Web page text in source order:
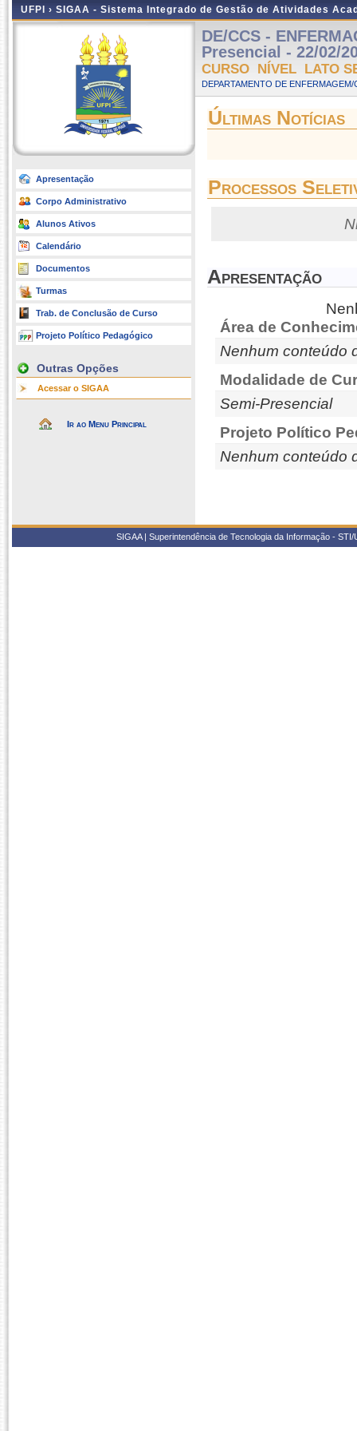
UFPI › SIGAA - Sistema Integrado de Gestão de Atividades
Apresentação
Corpo Administrativo
Alunos Ativos
Calendário
Documentos
Turmas
Trab. de Conclusão de Curso
Projeto Político Pedagógico
Outras Opções
Acessar o SIGAA
Ir ao Menu Principal
DE/CCS -
Presencial - 22/02/
CURSO NÍVEL LATO
DEPARTAMENTO DE
Últimas Notícias
Processos
Apresentação
Área de
Nenhum conteúdo
Modalidade de
Semi-Presencial
Projeto Político
Nenhum conteúdo
SIGAA | Superintendência de Tecnologia da Informação -